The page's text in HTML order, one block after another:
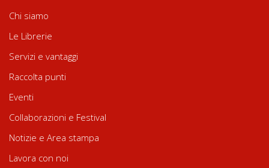
Chi siamo
Le Librerie
Servizi e vantaggi
Raccolta punti
Eventi
Collaborazioni e Festival
Notizie e Area stampa
Lavora con noi